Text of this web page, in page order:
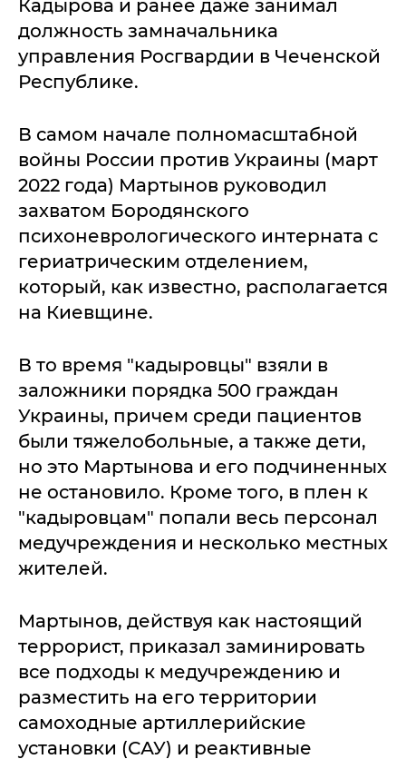
Кадырова и ранее даже занимал
должность замначальника
управления Росгвардии в Чеченской
Республике.
В самом начале полномасштабной
войны России против Украины (март
2022 года) Мартынов руководил
захватом Бородянского
психоневрологического интерната с
гериатрическим отделением,
который, как известно, располагается
на Киевщине.
В то время "кадыровцы" взяли в
заложники порядка 500 граждан
Украины, причем среди пациентов
были тяжелобольные, а также дети,
но это Мартынова и его подчиненных
не остановило. Кроме того, в плен к
"кадыровцам" попали весь персонал
медучреждения и несколько местных
жителей.
Мартынов, действуя как настоящий
террорист, приказал заминировать
все подходы к медучреждению и
разместить на его территории
самоходные артиллерийские
установки (САУ) и реактивные